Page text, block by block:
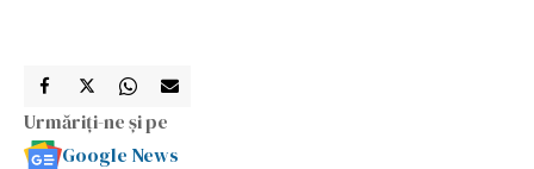
Urmăriți-ne și pe
Google News